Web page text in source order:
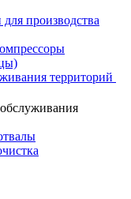
производства
территорий